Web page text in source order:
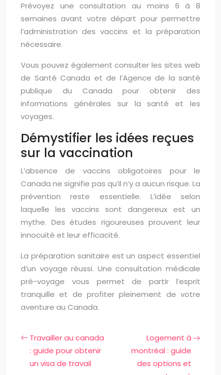
Prévoyez une consultation au moins 6 à 8
semaines avant votre départ pour permettre
l’administration des vaccins et la préparation
nécessaire.
Vous pouvez également consulter les sites web
de Santé Canada et de l’Agence de la santé
publique du Canada pour obtenir des
informations générales sur la santé et les
voyages.
Démystifier les idées reçues
sur la vaccination
L’absence de vaccins obligatoires pour le
Canada ne signifie pas qu’il n’y a aucun risque. La
prévention reste essentielle. L’idée selon
laquelle les vaccins sont dangereux est un
mythe. Des études rigoureuses prouvent leur
innocuité et leur efficacité.
La préparation sanitaire est un aspect essentiel
d’un voyage réussi. Une consultation médicale
pré-voyage vous permet de partir l’esprit
tranquille et de profiter pleinement de votre
aventure au Canada.
Travailler au canada
: guide pour obtenir
un visa de travail
Logement à
montréal : guide
des options et